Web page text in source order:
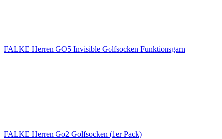
FALKE Herren GO5 Invisible Golfsocken Funktionsgarn
FALKE Herren Go2 Golfsocken (1er Pack)